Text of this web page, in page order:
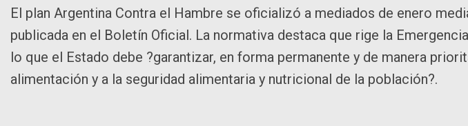
El plan Argentina Contra el Hambre se oficializó a mediados de enero
publicada en el Boletín Oficial. La normativa destaca que rige la
lo que el Estado debe ?garantizar, en forma permanente y de manera
alimentación y a la seguridad alimentaria y nutricional de la población?.